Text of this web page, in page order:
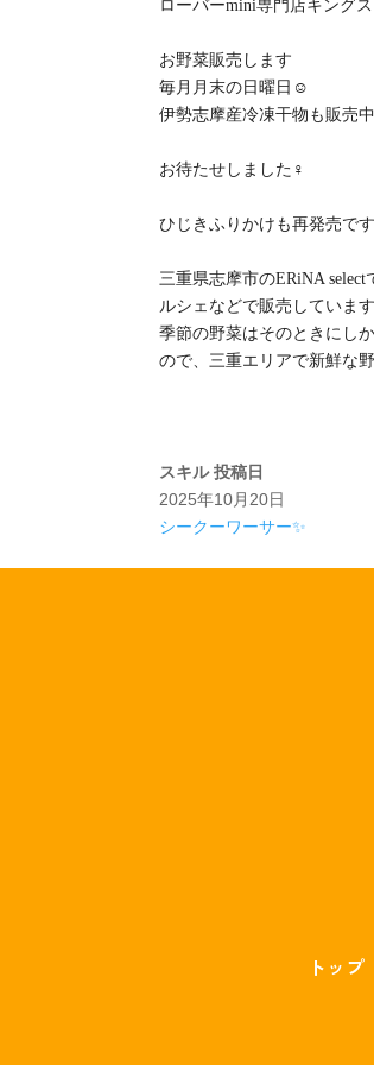
ローバーmini専門店キング
お野菜販売します
毎月月末の日曜日☺️
伊勢志摩産冷凍干物も販売
お待たせしました‍♀️
ひじきふりかけも再発売です
三重県志摩市のERiNA
ルシェなどで販売しています
季節の野菜はそのときにし
ので、三重エリアで新鮮な
スキル 投稿日
2025年10月20日
シークーワーサー✨
トップ